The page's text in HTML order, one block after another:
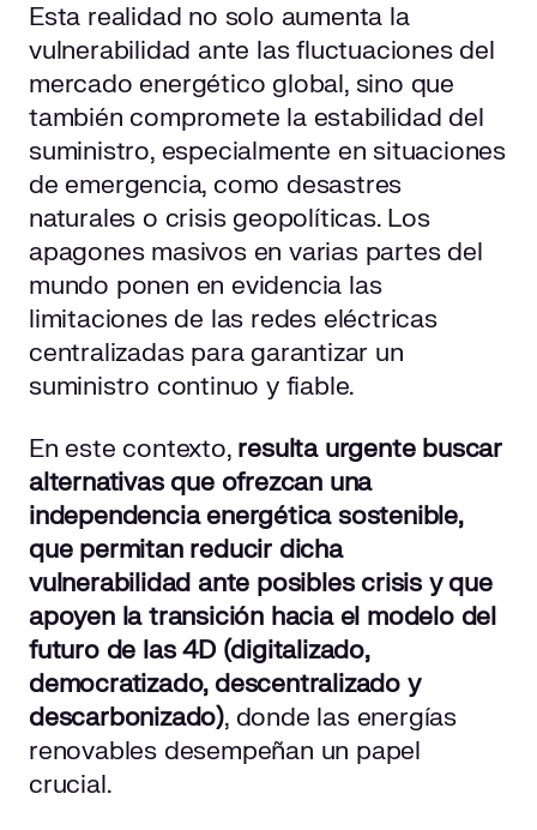
Ventajas de la microgrid
Ahorro de costes energéticos
Reducción de emisiones contaminantes
Mayor fiabilidad en la instalación y resiliencia operativa
Fomento de la creación de empleos
Independencia energética
La importancia de la microgrid para la independencia
energética
Esta realidad no solo aumenta la
vulnerabilidad ante las fluctuaciones del
mercado energético global, sino que
también compromete la estabilidad del
suministro, especialmente en situaciones
de emergencia, como desastres
naturales o crisis geopolíticas. Los
apagones masivos en varias partes del
mundo ponen en evidencia las
limitaciones de las redes eléctricas
centralizadas para garantizar un
suministro continuo y fiable.
En este contexto, resulta urgente buscar
alternativas que ofrezcan una
independencia energética sostenible,
que permitan reducir dicha
vulnerabilidad ante posibles crisis y que
apoyen la transición hacia el modelo del
futuro de las 4D (digitalizado,
democratizado, descentralizado y
descarbonizado), donde las energías
renovables desempeñan un papel
crucial.